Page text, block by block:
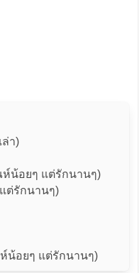
ล่า)
น้อยๆ แต่รักนานๆ)
ต่รักนานๆ)
น้อยๆ แต่รักนานๆ)